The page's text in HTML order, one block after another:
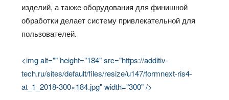
изделий, а также оборудования для финишной
обработки делает систему привлекательной для
пользователей.
<img alt="" height="184" src="https://additiv-
tech.ru/sites/default/files/resize/u147/formnext-ris4-
at_1_2018-300×184.jpg" width="300" />